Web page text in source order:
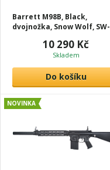
Barrett M98B, Black,
dvojnožka, Snow Wolf, SW-
10 290 Kč
Skladem
Do košíku
NOVINKA